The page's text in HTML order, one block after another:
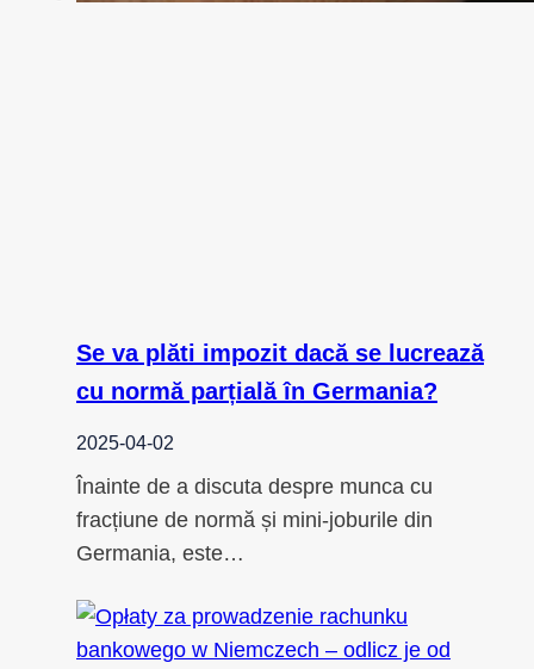
Se va plăti impozit dacă se lucrează
cu normă parțială în Germania?
2025-04-02
Înainte de a discuta despre munca cu
fracțiune de normă și mini-joburile din
Germania, este…